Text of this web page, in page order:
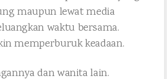
maupun lewat media
waktu bersama.
memperburuk keadaan.
dan wanita lain.